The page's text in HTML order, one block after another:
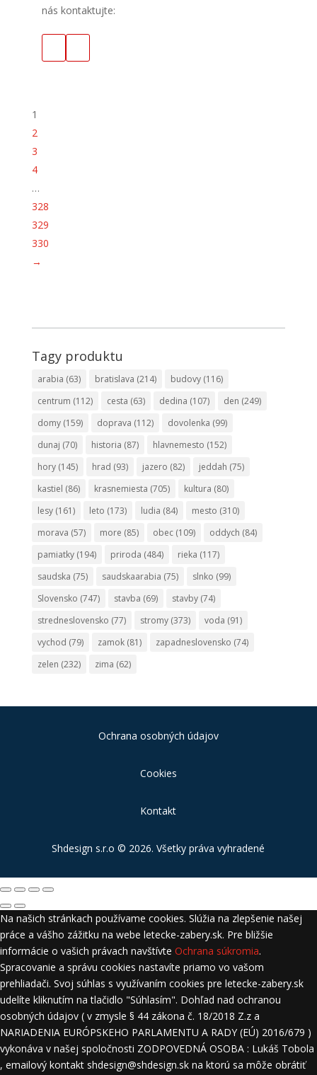
nás kontaktujte:
1
2
3
4
…
328
329
330
→
Tagy produktu
arabia (63) bratislava (214) budovy(116)
centrum (112) cesta (63) dedina (107) den (249)
domy(159) doprava (112) dovolenka (99)
dunaj (70) historia (87) hlavnemesto (152)
hory(145) hrad (93) jazero (82) jeddah (75)
kastiel (86) krasnemiesta (705) kultura (80)
lesy(161) leto (173) ludia (84) mesto (310)
morava (57) more (85) obec(109) oddych (84)
pamiatky(194) priroda (484) rieka (117)
saudska (75) saudskaarabia (75) slnko (99)
Slovensko (747) stavba (69) stavby(74)
stredneslovensko (77) stromy(373) voda (91)
vychod (79) zamok(81) zapadneslovensko (74)
zelen (232) zima (62)
Ochrana osobných údajov
Cookies
Kontakt
Shdesign s.r.o © 2026. Všetky práva vyhradené
Na našich stránkach používame cookies. Slúžia na zlepšenie našej
práce a vášho zážitku na webe letecke-zabery.sk. Pre bližšie
informácie o vašich právach navštívte Ochrana súkromia.
Spracovanie a správu cookies nastavíte priamo vo vašom
prehliadači. Svoj súhlas s využívaním cookies pre letecke-zabery.sk
udelíte kliknutím na tlačidlo "Súhlasím". Dohľad nad ochranou
osobných údajov ( v zmysle § 44 zákona č. 18/2018 Z.z a
NARIADENIA EURÓPSKEHO PARLAMENTU A RADY (EÚ) 2016/679 )
vykonáva v našej spoločnosti ZODPOVEDNÁ OSOBA : Lukáš Tobola
, emailový kontakt shdesign@shdesign.sk na ktorú sa môže obrátiť